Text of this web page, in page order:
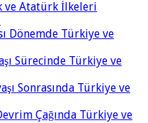
ve Atatürk İlkeleri
Dönemde Türkiye ve
Sürecinde Türkiye ve
Sonrasında Türkiye ve
Çağında Türkiye ve